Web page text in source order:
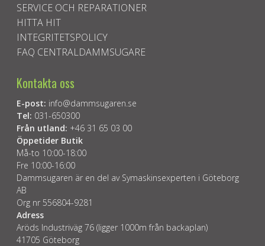
SERVICE OCH REPARATIONER
HITTA HIT
INTEGRITETSPOLICY
FAQ CENTRALDAMMSUGARE
Kontakta oss
E-post: info@dammsugaren.se
Tel: 031-650300
Från utland: +46 31 65 03 00
Öppetider Butik
Må-to 10:00-18:00
Fre 10:00-16:00
Dammsugaren är en del av Symaskinsexperten i Göteborg
AB
Org nr 556804-9281
Adress
Aröds Industriväg 76 (ligger 1000m från backaplan)
41705 Göteborg